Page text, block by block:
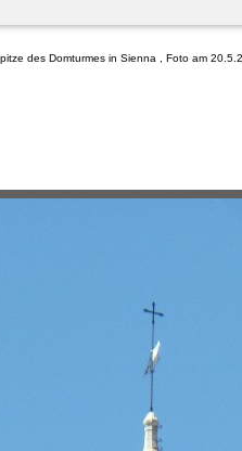
des Domturmes in Sienna , Foto am